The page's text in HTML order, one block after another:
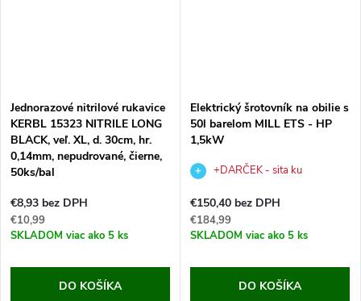
Jednorazové nitrilové rukavice
KERBL 15323 NITRILE LONG
BLACK, veľ. XL, d. 30cm, hr.
0,14mm, nepudrované, čierne,
50ks/bal
€8,93 bez DPH
€10,99
SKLADOM viac ako 5 ks
DO KOŠÍKA
Elektrický šrotovník na obilie s
50l barelom MILL ETS - HP
1,5kW
+DARČEK - sita ku
€150,40 bez DPH
€184,99
SKLADOM viac ako 5 ks
DO KOŠÍKA